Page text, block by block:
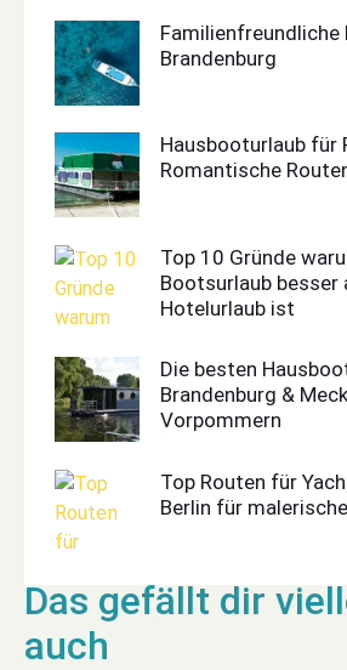
Brandenburg
Hausbooturlaub für
Romantische
Top 10 Gründe
Bootsurlaub besser
Hotelurlaub ist
Die besten
Brandenburg &
Vorpommern
Top Routen für
Berlin für